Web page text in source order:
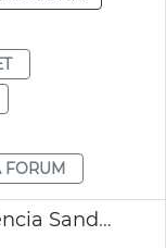
FORUM
Jornada Ayuntamiento València Sandbox Startup València